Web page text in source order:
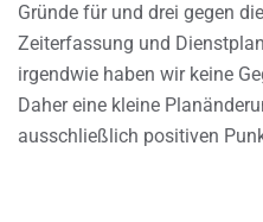
Gründe für und drei gegen
Zeiterfassung und
irgendwie haben wir keine
Daher eine kleine
ausschließlich positiven